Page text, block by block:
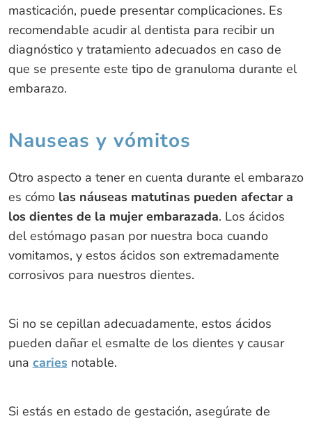
masticación, puede presentar complicaciones. Es
recomendable acudir al dentista para recibir un
diagnóstico y tratamiento adecuados en caso de
que se presente este tipo de granuloma durante el
embarazo.
Nauseas y vómitos
Otro aspecto a tener en cuenta durante el embarazo
es cómolas náuseas matutinas pueden afectar a
los dientes de la mujer embarazada. Los ácidos
del estómago pasan por nuestra boca cuando
vomitamos, y estos ácidos son extremadamente
corrosivos para nuestros dientes.
Si no se cepillan adecuadamente, estos ácidos
pueden dañar el esmalte de los dientes y causar
una caries notable.
Si estás en estado de gestación, asegúrate de